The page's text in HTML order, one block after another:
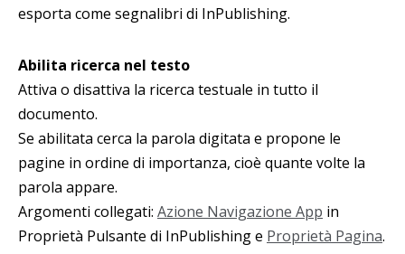
esporta come segnalibri di InPublishing.
Abilita ricerca nel testo
Attiva o disattiva la ricerca testuale in tutto il
documento.
Se abilitata cerca la parola digitata e propone le
pagine in ordine di importanza, cioè quante volte la
parola appare.
Argomenti collegati: Azione Navigazione App in
Proprietà Pulsante di InPublishing e Proprietà Pagina.